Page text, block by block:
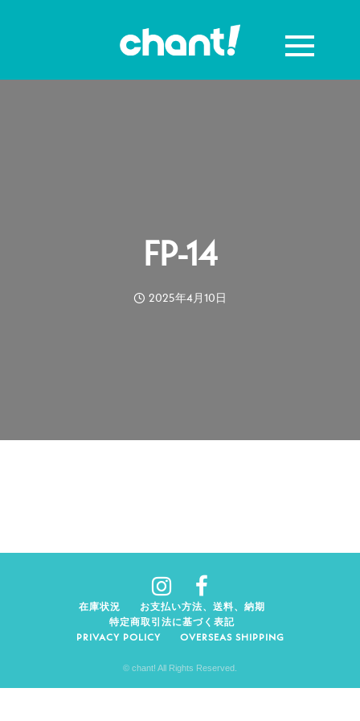
FP-14
2025年4月10日
在庫状況
お支払い方法、送料、納期
特定商取引法に基づく表記
PRIVACY POLICY
OVERSEAS SHIPPING
© chant! All Rights Reserved.